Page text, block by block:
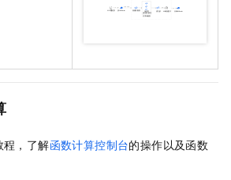
程，了解函数计算控制台的操作以及函数